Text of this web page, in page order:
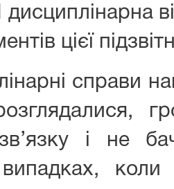
дисциплінарна
цієї
справи
зв’язку і не
коли